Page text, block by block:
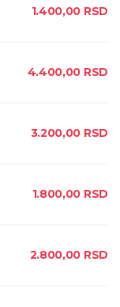
1.400,00 RSD
4.400,00 RSD
3.200,00 RSD
1.800,00 RSD
2.800,00 RSD